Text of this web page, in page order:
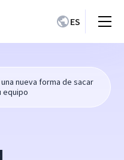
ES
nueva forma de sacar
equipo